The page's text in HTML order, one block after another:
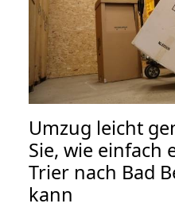
Umzug leicht
Sie, wie einfach
Trier nach Bad
kann